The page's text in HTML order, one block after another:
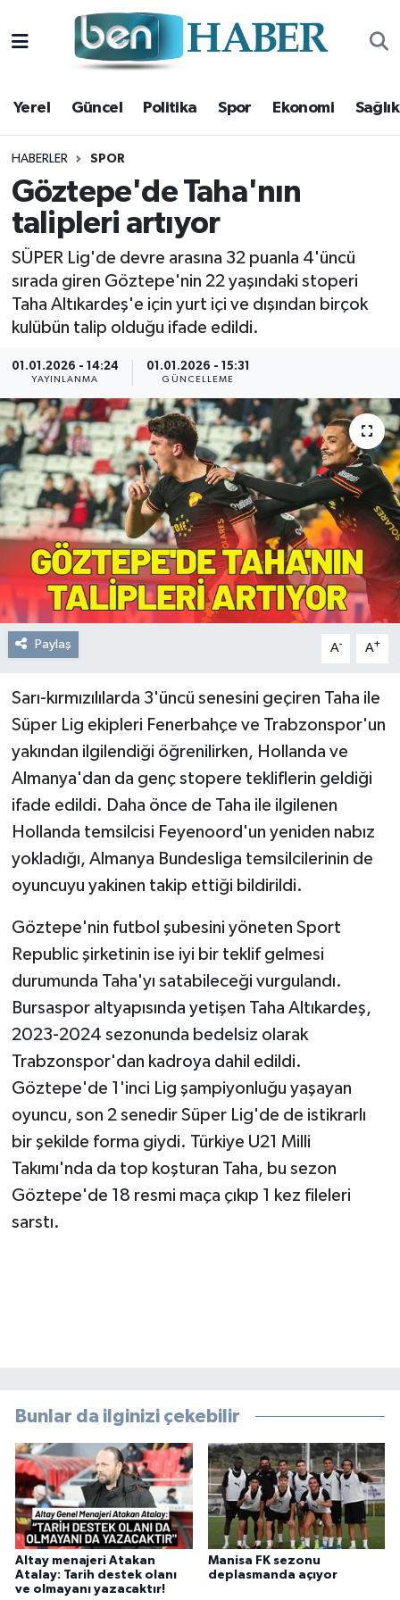
Yerel Güncel Politika Spor Ekonomi Sağlık
HABERLER SPOR
Göztepe'de Taha'nın
talipleri artıyor
SÜPER Lig'de devre arasına 32 puanla 4'üncü
sırada giren Göztepe'nin 22 yaşındaki stoperi
Taha Altıkardeş'e için yurt içi ve dışından birçok
kulübün talip olduğu ifade edildi.
01.01.2026 - 14:24
YAYINLANMA
01.01.2026 - 15:31
GÜNCELLEME
Paylaş A- A+
Sarı-kırmızılılarda 3'üncü senesini geçiren Taha ile
Süper Lig ekipleri Fenerbahçe ve Trabzonspor'un
yakından ilgilendiği öğrenilirken, Hollanda ve
Almanya'dan da genç stopere tekliflerin geldiği
ifade edildi. Daha önce de Taha ile ilgilenen
Hollanda temsilcisi Feyenoord'un yeniden nabız
yokladığı, Almanya Bundesliga temsilcilerinin de
oyuncuyu yakinen takip ettiği bildirildi.
Göztepe'nin futbol şubesini yöneten Sport
Republic şirketinin ise iyi bir teklif gelmesi
durumunda Taha'yı satabileceği vurgulandı.
Bursaspor altyapısında yetişen Taha Altıkardeş,
2023-2024 sezonunda bedelsiz olarak
Trabzonspor'dan kadroya dahil edildi.
Göztepe'de 1'inci Lig şampiyonluğu yaşayan
oyuncu, son 2 senedir Süper Lig'de de istikrarlı
bir şekilde forma giydi. Türkiye U21 Milli
Takımı'nda da top koşturan Taha, bu sezon
Göztepe'de 18 resmi maça çıkıp 1 kez fileleri
sarstı.
Bunlar da ilginizi çekebilir
Altay menajeri Atakan
Atalay: Tarih destek olanı
ve olmayanı yazacaktır!
Manisa FK sezonu
deplasmanda açıyor
Yerel
Güncel
Politika
Spor
Ekonomi
Sağlık
Magazin
Kültür Sanat
Resmi Reklam
Röportajlar
Hava Durumu
Trafik Durumu
Süper Lig Puan Durumu ve Fikstür
Tüm Manşetler
Son Dakika Haberleri
Haber Arşivi